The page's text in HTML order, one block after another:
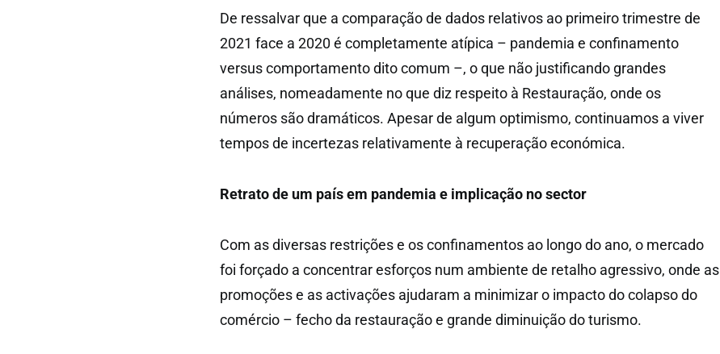
De ressalvar que a comparação de dados relativos ao primeiro trimestre de
2021 face a 2020 é completamente atípica – pandemia e confinamento
versus comportamento dito comum –, o que não justificando grandes
análises, nomeadamente no que diz respeito à Restauração, onde os
números são dramáticos. Apesar de algum optimismo, continuamos a viver
tempos de incertezas relativamente à recuperação económica.
Retrato de um país em pandemia e implicação no sector
Com as diversas restrições e os confinamentos ao longo do ano, o mercado
foi forçado a concentrar esforços num ambiente de retalho agressivo, onde as
promoções e as activações ajudaram a minimizar o impacto do colapso do
comércio – fecho da restauração e grande diminuição do turismo.